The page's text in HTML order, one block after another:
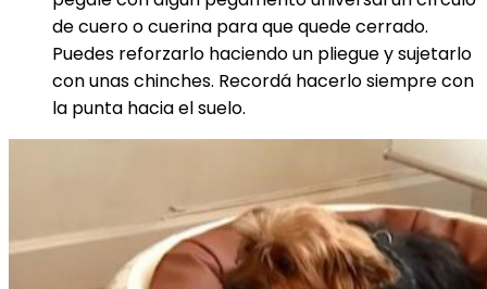
de cuero o cuerina para que quede cerrado.
Puedes reforzarlo haciendo un pliegue y sujetarlo
con unas chinches. Recordá hacerlo siempre con
la punta hacia el suelo.